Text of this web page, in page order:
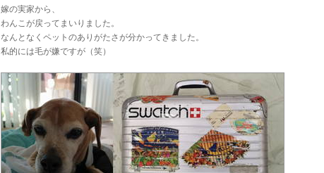
嫁の実家から、
わんこが戻ってまいりました。
なんとなくペットのありがたさが分かってきました。
私的には毛が嫌ですが（笑）